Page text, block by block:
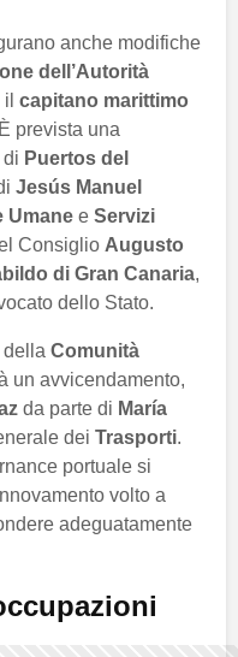
anche modifiche
dell’Autorità
capitano marittimo
prevista una
Puertos del
Jesús Manuel
Umane e Servizi
Consiglio Augusto
di Gran Canaria,
dello Stato.
della Comunità
un avvicendamento,
da parte di María
dei Trasporti.
portuale si
volto a
adeguatamente